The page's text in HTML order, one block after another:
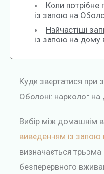
Коли потрібне
із запою на
Найчастіші
із запою на дому
Куди звертатися при
Оболоні: нарколог на
Вибір між домашнім
виведенням із запою
визначається
безперервного